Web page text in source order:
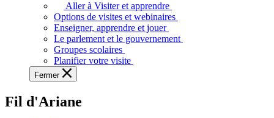
voir,
apprendre
et
à
à
Aller à Visiter et apprendre
Options de visites et webinaires
Enseigner, apprendre et jouer
Le parlement et le gouvernement
Groupes scolaires
Planifier votre visite
Fermer
Fil d'Ariane